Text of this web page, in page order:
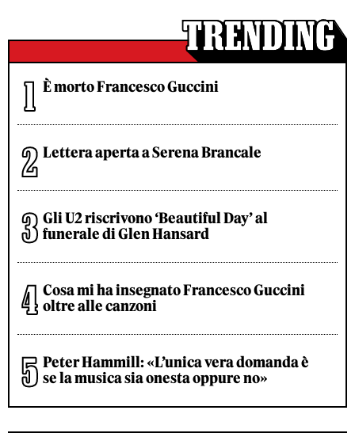
È morto Francesco Guccini
Lettera aperta a Serena Brancale
Gli U2 riscrivono ‘Beautiful Day’ al
funerale di Glen Hansard
Cosa mi ha insegnato Francesco Guccini
oltre alle canzoni
Peter Hammill: «L’unica vera domanda è
se la musica sia onesta oppure no»